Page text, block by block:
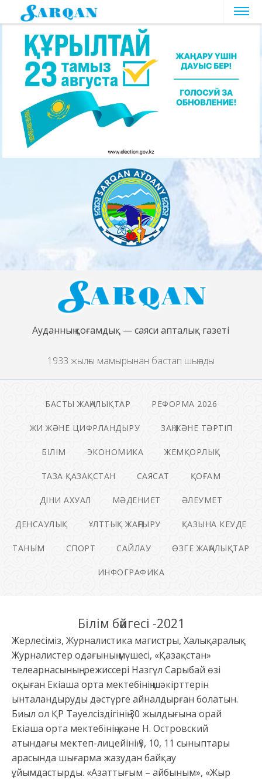
Ауданның қоғамдық — саяси апталық газеті
1933 жылғы мамырынан бастап шығады
БАСТЫ ЖАҢАЛЫҚТАР РЕФОРМА 2026
ЖИ ЖӘНЕ ЦИФРЛАНДЫРУ ЗАҢ ЖӘНЕ ТӘРТІП
БІЛІМ ЭКОНОМИКА ЖЕМҚОРЛЫҚ
ТАЗА ҚАЗАҚСТАН САЯСАТ ҚОҒАМ
ДІНИ АХУАЛ МӘДЕНИЕТ ӘЛЕУМЕТ
ДЕНСАУЛЫҚ ҰЛТТЫҚ ЖАҢҒЫРУ ҚАЗЫНА КЕУДЕ
ТАНЫМ СПОРТ САЙЛАУ ӨЗГЕ ЖАҢАЛЫҚТАР
ИНФОГРАФИКА
Білім бәйгесі -2021
Жерлесіміз, Журналистика магистры, Халықаралық
Журналистер одағының мүшесі, «Қазақстан»
телеарнасының режиссері Назгүл Сарыбай өзі
оқыған Екіаша орта мектебінің шәкірттерін
ынталандыруды дәстүрге айналдырған болатын.
Биыл ол ҚР Тәуелсіздігінің 30 жылдығына орай
Екіаша орта мектебінің және Н. Островский
атындағы мектеп-лицейінің 9, 10, 11 сыныптары
арасында шығарма жазудан байқау
ұйымдастырды. «Азаттығым – айбыным», «Жыр